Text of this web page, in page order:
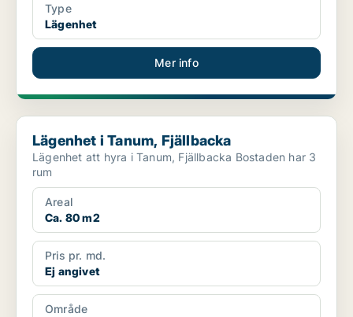
Type
Lägenhet
Mer info
Lägenhet i Tanum, Fjällbacka
Lägenhet i Tanum, Fjällbacka
Lägenhet att hyra i Tanum, Fjällbacka Bostaden har 3
rum
Areal
Ca. 80 m2
Pris pr. md.
Ej angivet
Område